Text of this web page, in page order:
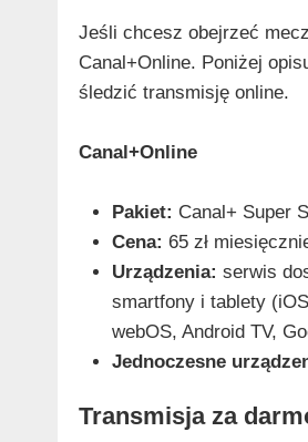
Jeśli chcesz obejrzeć
Canal+Online. Poniżej
śledzić transmisję online.
Canal+Online
Pakiet: Canal+ Super
Cena: 65 zł
Urządzenia: serwis
smartfony i tablety
webOS, Android TV,
Jednoczesne
Transmisja za